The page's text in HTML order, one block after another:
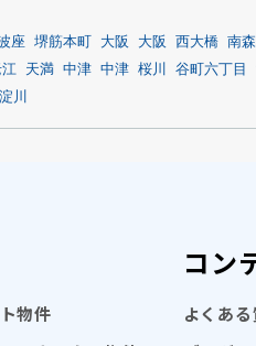
座 堺筋本町 大阪 大阪 西大橋 南森
天満 中津 中津 桜川 谷町六丁目
淀川
物件
コン
よくある